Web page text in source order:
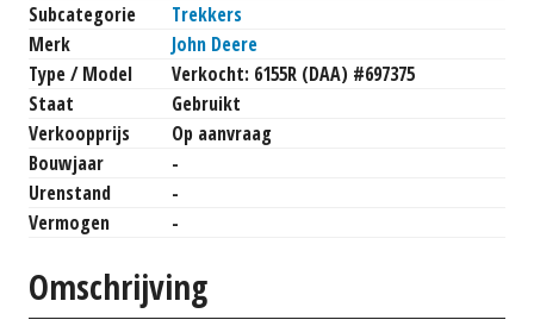
Subcategorie
Trekkers
Merk
John Deere
Type / Model
Verkocht: 6155R (DAA) #697375
Staat
Gebruikt
Verkoopprijs
Op aanvraag
Bouwjaar
-
Urenstand
-
Vermogen
-
Omschrijving